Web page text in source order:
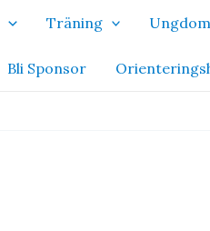
Träning Ungdom
Bli Sponsor